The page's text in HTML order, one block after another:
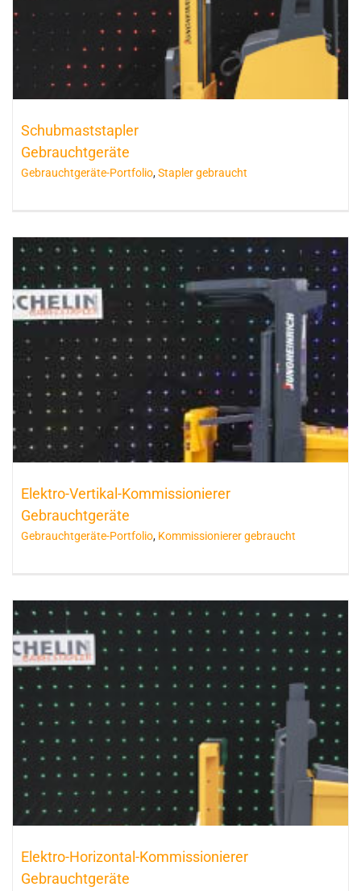
Schubmaststapler
Gebrauchtgeräte
Gebrauchtgeräte-Portfolio, Stapler gebraucht
Elektro-Vertikal-Kommissionierer
Gebrauchtgeräte
Gebrauchtgeräte-Portfolio, Kommissionierer gebraucht
Elektro-Horizontal-Kommissionierer
Gebrauchtgeräte